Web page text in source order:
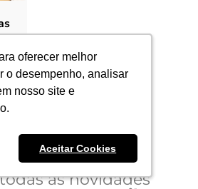
oferecer melhor
o desempenho, analisar
nosso site e
Aceitar Cookies
oferecer melhor
o desempenho, analisar
nosso site e
Aceitar Cookies
as novidades